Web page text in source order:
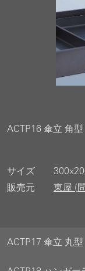
ACTP16 傘立 角型
サイズ
販売元
東屋 (
ACTP17 傘立 丸型